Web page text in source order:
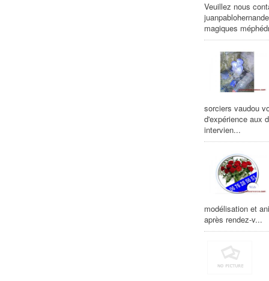
Veuillez nous
magiques
sorciers vaudou
d'expérience aux
intervien...
modélisation et
après rendez-v...